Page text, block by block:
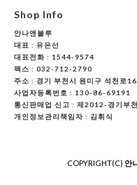
Shop Info
안나앤블루
대표 : 유은선
대표전화 : 1544-9574
팩스 : 032-712-2790
주소 : 경기 부천시 원미구 석천로
사업자등록번호 : 130-86-69191
통신판매업 신고 : 제2012-경기부
개인정보관리책임자 : 김휘식
COPYRIGHT(C) 안